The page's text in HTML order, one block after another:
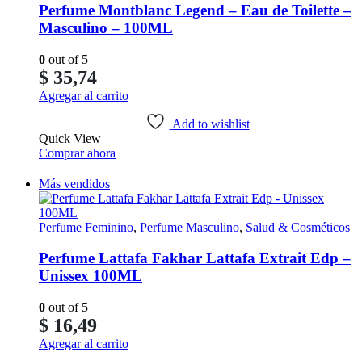
Perfume Montblanc Legend – Eau de Toilette –
Masculino – 100ML
0 out of 5
$ 35,74
Agregar al carrito
Add to wishlist
Quick View
Comprar ahora
Más vendidos
Perfume Feminino, Perfume Masculino, Salud & Cosméticos
Perfume Lattafa Fakhar Lattafa Extrait Edp –
Unissex 100ML
0 out of 5
$ 16,49
Agregar al carrito